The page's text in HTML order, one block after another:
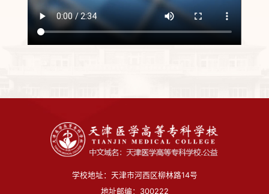
学校地址：天津市河西区柳林路14号
地址邮编：300222